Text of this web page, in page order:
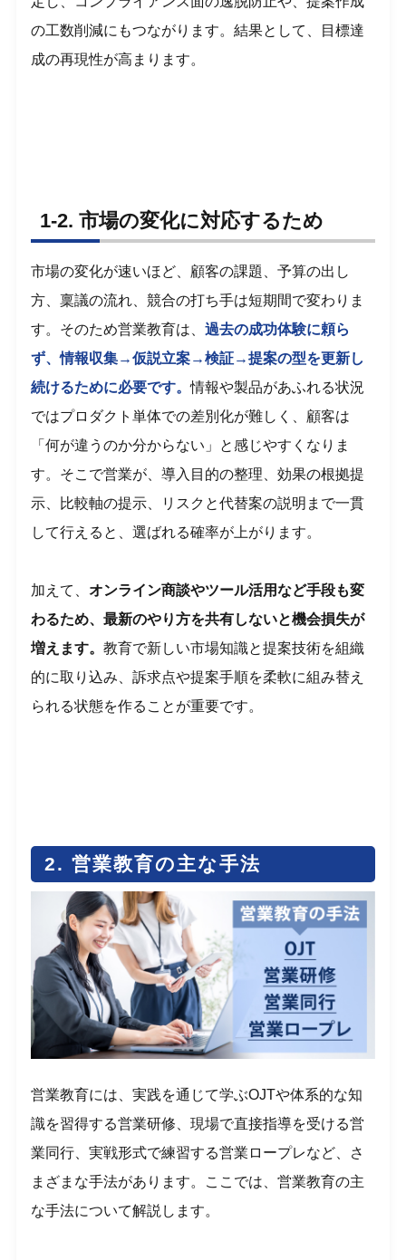
の工数削減にもつながります。結果として、目標達
成の再現性が高まります。
1-2. 市場の変化に対応するため
市場の変化が速いほど、顧客の課題、予算の出し
方、稟議の流れ、競合の打ち手は短期間で変わりま
す。そのため営業教育は、過去の成功体験に頼ら
ず、情報収集→仮説立案→検証→提案の型を更新し
続けるために必要です。情報や製品があふれる状況
ではプロダクト単体での差別化が難しく、顧客は
「何が違うのか分からない」と感じやすくなりま
す。そこで営業が、導入目的の整理、効果の根拠提
示、比較軸の提示、リスクと代替案の説明まで一貫
して行えると、選ばれる確率が上がります。
加えて、 オンライン商談やツール活用など手段も変
わるため、最新のやり方を共有しないと機会損失が
増えます。教育で新しい市場知識と提案技術を組織
的に取り込み、訴求点や提案手順を柔軟に組み替え
られる状態を作ることが重要です。
2. 営業教育の主な手法
営業教育には、実践を通じて学ぶOJTや体系的な知
識を習得する営業研修、現場で直接指導を受ける営
業同行、実戦形式で練習する営業ロープレなど、さ
まざまな手法があります。ここでは、営業教育の主
な手法について解説します。